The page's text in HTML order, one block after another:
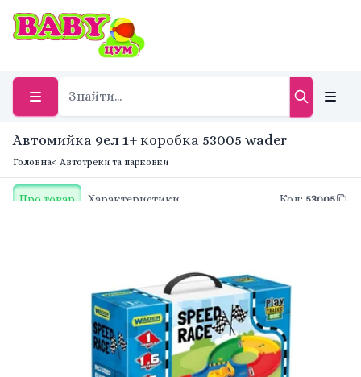
Автомийка 9ел 1+ коробка 53005 wader
Головна< Автотреки та парковки
Про товар Характеристики Код: 53005